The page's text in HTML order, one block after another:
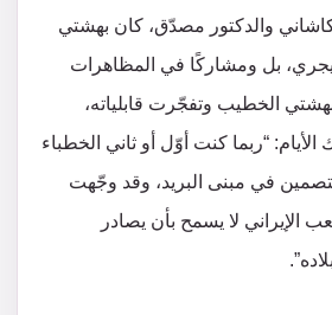
كاشاني والدكتور مصدّق، كان بهشتي
يجري، بل ومشاركًا في المظاهرات
الخطيب وتفجّرت قابلياته،
“ربما كنت أوّل أو ثاني الخطباء
في مبنى البريد، وقد وجّهت
الإيراني لا يسمح بأن يصادر